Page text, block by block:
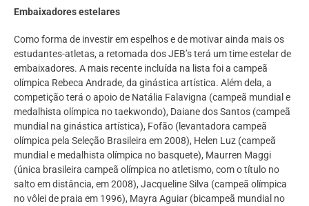
Embaixadores estelares
Como forma de investir em espelhos e de motivar ainda mais os
estudantes-atletas, a retomada dos JEB’s terá um time estelar de
embaixadores. A mais recente incluída na lista foi a campeã
olímpica Rebeca Andrade, da ginástica artística. Além dela, a
competição terá o apoio de Natália Falavigna (campeã mundial e
medalhista olímpica no taekwondo), Daiane dos Santos (campeã
mundial na ginástica artística), Fofão (levantadora campeã
olímpica pela Seleção Brasileira em 2008), Helen Luz (campeã
mundial e medalhista olímpica no basquete), Maurren Maggi
(única brasileira campeã olímpica no atletismo, com o título no
salto em distância, em 2008), Jacqueline Silva (campeã olímpica
no vôlei de praia em 1996), Mayra Aguiar (bicampeã mundial no